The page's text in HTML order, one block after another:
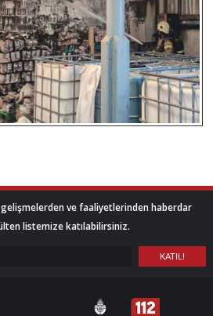
ve faaliyetlerinden haberdar
listemize katılabilirsiniz.